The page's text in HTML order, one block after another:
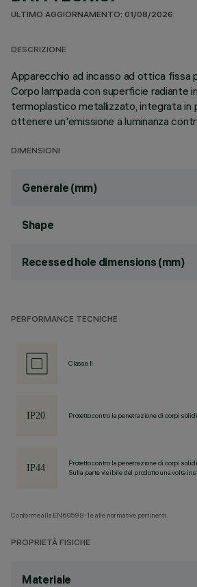
ULTIMO AGGIORNAMENTO: 01/08/2026
DESCRIZIONE
Apparecchio ad incasso ad ottica fissa
Corpo lampada con superficie
termoplastico metallizzato, integrata
ottenere un'emissione a luminanza
DIMENSIONI
Generale (mm)
Shape
Recessed hole dimensions (mm)
PERFORMANCE TECNICHE
Classe II
Protetto contro la penetrazione di corpi
Protetto contro la penetrazione di corpi
Sulla parte visibile del prodotto una volta
Conforme alla EN60598-1 e alle normative pertinenti.
PROPRIETÀ FISICHE
Materiale